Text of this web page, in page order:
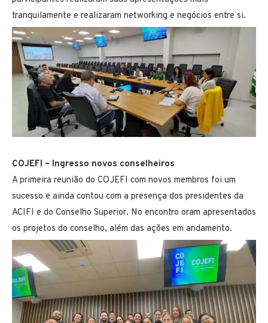
tranquilamente e realizaram networking e negócios entre si.
COJEFI – Ingresso novos conselheiros
A primeira reunião do COJEFI com novos membros foi um
sucesso e ainda contou com a presença dos presidentes da
ACIFI e do Conselho Superior. No encontro oram apresentados
os projetos do conselho, além das ações em andamento.